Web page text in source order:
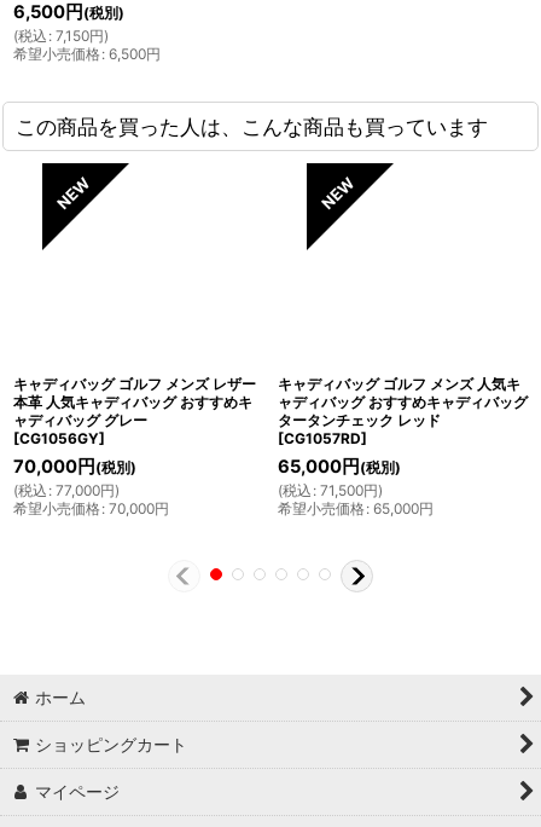
6,500円 (税別)
(税込 : 7,150円)
希望小売価格: 6,500円
この商品を買った人は、こんな商品も買っています
キャディバッグ ゴルフ メンズ レザー
本革 人気キャディバッグ おすすめキ
ャディバッグ グレー
[CG1056GY]
70,000円 (税別)
(税込 : 77,000円)
希望小売価格: 70,000円
キャディバッグ ゴルフ メンズ 人気キ
ャディバッグ おすすめキャディバッグ
タータンチェック レッド
[CG1057RD]
65,000円 (税別)
(税込 : 71,500円)
希望小売価格: 65,000円
ホーム
ショッピングカート
マイページ